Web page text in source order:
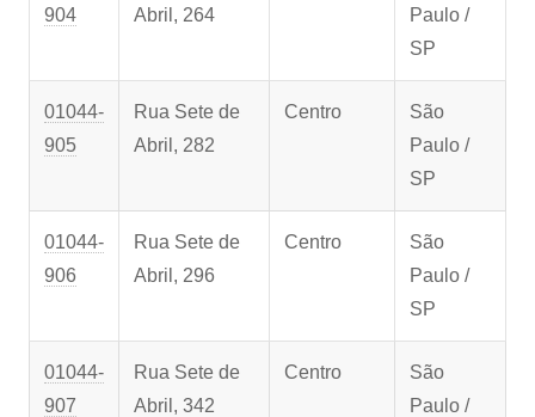
904
Abril, 264
Paulo /
SP
01044-
905
Rua Sete de
Abril, 282
Centro
São
Paulo /
SP
01044-
906
Rua Sete de
Abril, 296
Centro
São
Paulo /
SP
01044-
907
Rua Sete de
Abril, 342
Centro
São
Paulo /